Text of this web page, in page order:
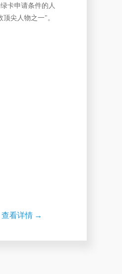
卡申请条件的人
尖人物之一"。
查看详情 →